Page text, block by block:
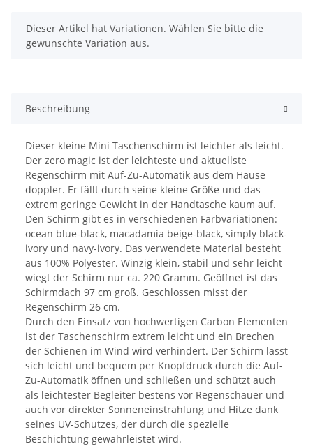
x
Dieser Artikel hat Variationen. Wählen Sie bitte die
gewünschte Variation aus.
Beschreibung
Dieser kleine Mini Taschenschirm ist leichter als leicht.
Der zero magic ist der leichteste und aktuellste
Regenschirm mit Auf-Zu-Automatik aus dem Hause
doppler. Er fällt durch seine kleine Größe und das
extrem geringe Gewicht in der Handtasche kaum auf.
Den Schirm gibt es in verschiedenen Farbvariationen:
ocean blue-black, macadamia beige-black, simply black-
ivory und navy-ivory. Das verwendete Material besteht
aus 100% Polyester. Winzig klein, stabil und sehr leicht
wiegt der Schirm nur ca. 220 Gramm. Geöffnet ist das
Schirmdach 97 cm groß. Geschlossen misst der
Regenschirm 26 cm.
Durch den Einsatz von hochwertigen Carbon Elementen
ist der Taschenschirm extrem leicht und ein Brechen
der Schienen im Wind wird verhindert. Der Schirm lässt
sich leicht und bequem per Knopfdruck durch die Auf-
Zu-Automatik öffnen und schließen und schützt auch
als leichtester Begleiter bestens vor Regenschauer und
auch vor direkter Sonneneinstrahlung und Hitze dank
seines UV-Schutzes, der durch die spezielle
Beschichtung gewährleistet wird.